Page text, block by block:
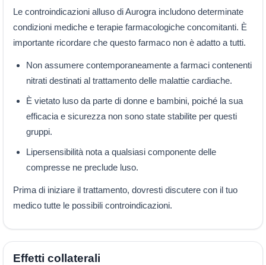
Le controindicazioni alluso di Aurogra includono determinate
condizioni mediche e terapie farmacologiche concomitanti. È
importante ricordare che questo farmaco non è adatto a tutti.
Non assumere contemporaneamente a farmaci contenenti
nitrati destinati al trattamento delle malattie cardiache.
È vietato luso da parte di donne e bambini, poiché la sua
efficacia e sicurezza non sono state stabilite per questi
gruppi.
Lipersensibilità nota a qualsiasi componente delle
compresse ne preclude luso.
Prima di iniziare il trattamento, dovresti discutere con il tuo
medico tutte le possibili controindicazioni.
Effetti collaterali